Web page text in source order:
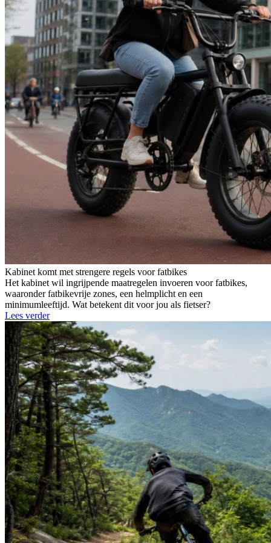
Kabinet komt met strengere regels voor fatbikes
Het kabinet wil ingrijpende maatregelen invoeren voor fatbikes,
waaronder fatbikevrije zones, een helmplicht en een
minimumleeftijd. Wat betekent dit voor jou als fietser?
Lees verder